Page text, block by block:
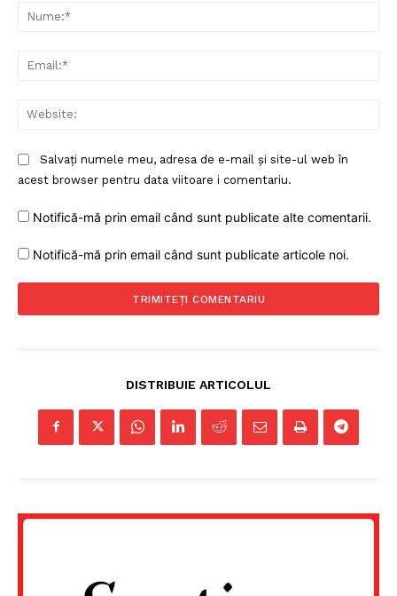
Despre noi / Echipa
Salvați numele meu, adresa de e-mail și site-ul web în
acest browser pentru data viitoare i comentariu.
Notifică-mă prin email când sunt publicate alte comentarii.
Notifică-mă prin email când sunt publicate articole noi.
DISTRIBUIE ARTICOLUL